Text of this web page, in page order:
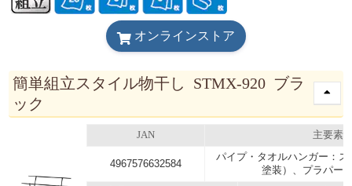
オンラインストア
簡単組立スタイル物干し STMX-920 ブラ
ック
JAN 主要素
4967576632584
パイプ・タオルハンガー：
塗装）、プラパー